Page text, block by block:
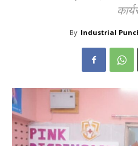
By Industrial